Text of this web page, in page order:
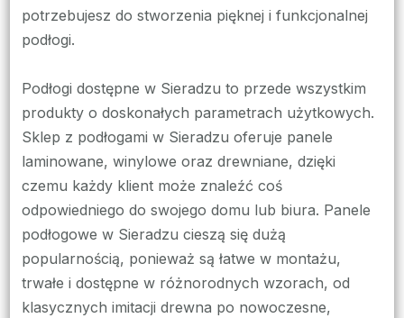
potrzebujesz do stworzenia pięknej i funkcjonalnej
podłogi.
Podłogi dostępne w Sieradzu to przede wszystkim
produkty o doskonałych parametrach użytkowych.
Sklep z podłogami w Sieradzu oferuje panele
laminowane, winylowe oraz drewniane, dzięki
czemu każdy klient może znaleźć coś
odpowiedniego do swojego domu lub biura. Panele
podłogowe w Sieradzu cieszą się dużą
popularnością, ponieważ są łatwe w montażu,
trwałe i dostępne w różnorodnych wzorach, od
klasycznych imitacji drewna po nowoczesne,